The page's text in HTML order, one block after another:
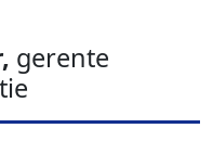
gerente